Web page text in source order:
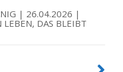
| 26.04.2026 |
DAS BLEIBT